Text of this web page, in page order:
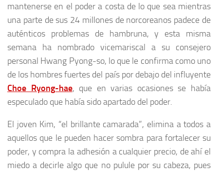
mantenerse en el poder a costa de lo que sea mientras
una parte de sus 24 millones de norcoreanos padece de
auténticos problemas de hambruna, y esta misma
semana ha nombrado vicemariscal a su consejero
personal Hwang Pyong-so, lo que le confirma como uno
de los hombres fuertes del país por debajo del influyente
Choe Ryong-hae, que en varias ocasiones se había
especulado que había sido apartado del poder.
El joven Kim, “el brillante camarada”, elimina a todos a
aquellos que le pueden hacer sombra para fortalecer su
poder, y compra la adhesión a cualquier precio, de ahí el
miedo a decirle algo que no pulule por su cabeza, pues